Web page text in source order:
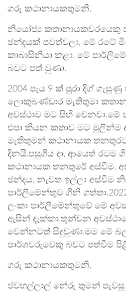
ගරු කථානායකතුමනි,
නියෝජ්‍ය කතානායකවරයෙකු
ඡන්දයක් පවත්වලා, මේ රටේ
කාබාසිනියා කළා. මේ
බවට පත් වුණා.
2004 පැය 9 ක් පුරා දිග්
ලොකුබණ්ඩාර මැතිතුමා
අවස්ථාව මට සිහි වෙනවා.මේ
එපා කියන කතාව මට
මැතිතුමන් කථානායක තනතුරට
දිනයි.පසුගිය දා, ආයෙත් රටම
කථානායක තනතුරේ අස්වීම,
ඡන්දය, නැවත ඉල්ලා අස්වීම
පාර්ලිමේන්තුව ගිනි
ලංකා පාර්ලිමේන්තුවේ මේ
ඇසින් දැක්කා.තුන්වන
වෙන්නටත් සිදුවුණා.මම මේ
පාර්ශවරුවෙකු බවට පත්වීම
ගරු කථානායකතුමනි,
ජවහල්ලාල් නේරු තුමන් පැවසූ